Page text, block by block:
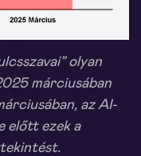
olyan
márciusában
az AI-
előtt ezek a